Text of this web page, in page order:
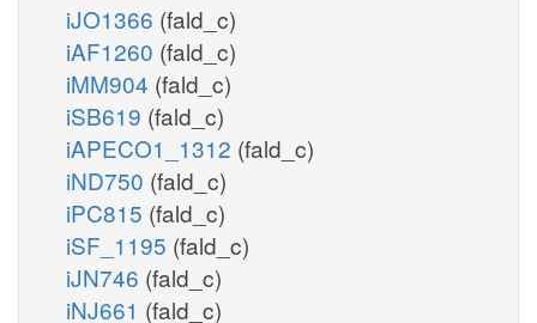
iJO1366 (fald_c)
iAF1260 (fald_c)
iMM904 (fald_c)
iSB619 (fald_c)
iAPECO1_1312 (fald_c)
iND750 (fald_c)
iPC815 (fald_c)
iSF_1195 (fald_c)
iJN746 (fald_c)
iNJ661 (fald_c)